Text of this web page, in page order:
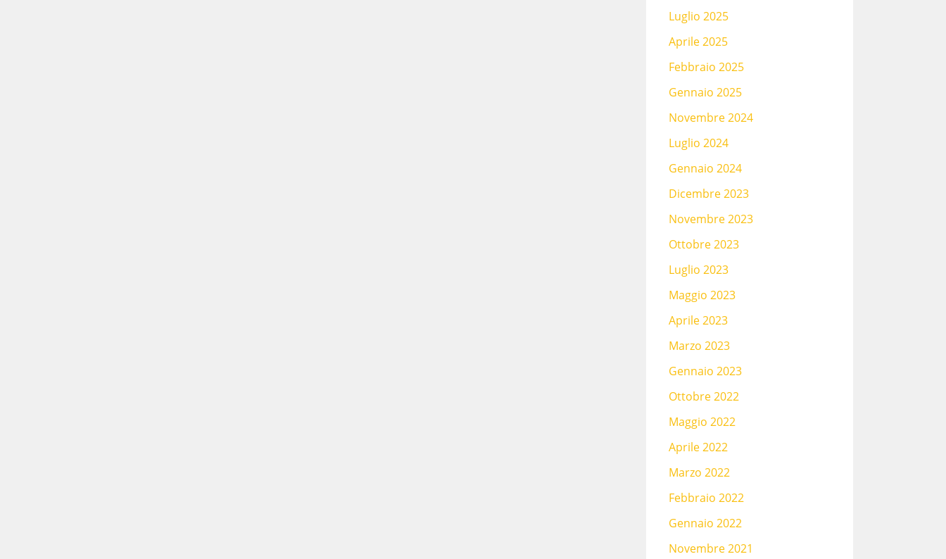
Luglio 2025
Aprile 2025
Febbraio 2025
Gennaio 2025
Novembre 2024
Luglio 2024
Gennaio 2024
Dicembre 2023
Novembre 2023
Ottobre 2023
Luglio 2023
Maggio 2023
Aprile 2023
Marzo 2023
Gennaio 2023
Ottobre 2022
Maggio 2022
Aprile 2022
Marzo 2022
Febbraio 2022
Gennaio 2022
Novembre 2021